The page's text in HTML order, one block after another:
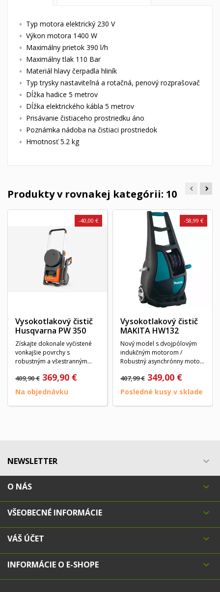
Typ motora elektrický 230 V
Výkon motora 1400 W
Maximálny prietok 390 l/h
Maximálny tlak 110 Bar
Materiál hlavy čerpadla hliník
Typ trysky nastaviteľná a rotačná, penový rozprašovač
Dĺžka hadice 5 metrov
Dĺžka elektrického kábla 5 metrov
Prisávanie čistiaceho prostriedku áno
Poznámka nádoba na čistiaci prostriedok
Hmotnosť 5.2 kg
Produkty v rovnakej kategórii: 10
Vysokotlakový čistič
Husqvarna PW 350
Získajte dokonale vyčistené
vonkajšie povrchy s
robustným a všestranným
409,90 €
-40,00 €
369,90 €
Na objednávku
Vysokotlakový čistič
MAKITA HW132
Nový model s dvojpólovým
indukčným motorom /
Robustný asynchrónny motor
407,99 €
-58,99 €
349,00 €
Posledné kusy v sklade
NEWSLETTER 
O NÁS 
VŠEOBECNÉ INFORMÁCIE 
VÁŠ ÚČET 
INFORMÁCIE O E-SHOPE 